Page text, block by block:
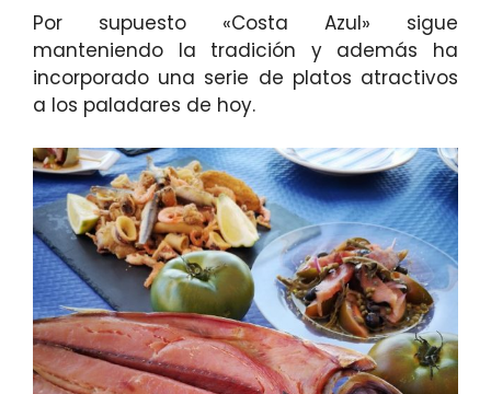
Por supuesto «Costa Azul» sigue
manteniendo la tradición y además ha
incorporado una serie de platos atractivos
a los paladares de hoy.